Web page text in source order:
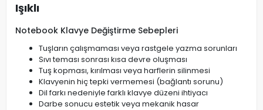
Işıklı
Notebook Klavye Değiştirme Sebepleri
Tuşların çalışmaması veya rastgele yazma sorunları
Sıvı teması sonrası kısa devre oluşması
Tuş kopması, kırılması veya harflerin silinmesi
Klavyenin hiç tepki vermemesi (bağlantı sorunu)
Dil farkı nedeniyle farklı klavye düzeni ihtiyacı
Darbe sonucu estetik veya mekanik hasar